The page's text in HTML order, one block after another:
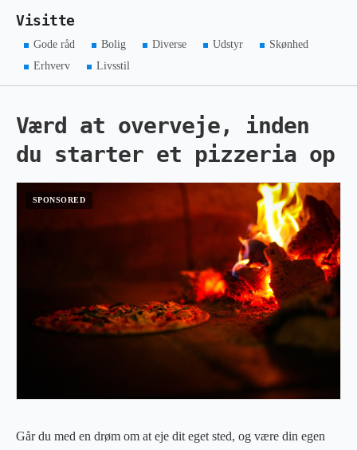
Visitte
Gode råd Bolig Diverse Udstyr
Skønhed
Erhverv
Livsstil
Værd at overveje, inden
du starter et pizzeria op
Går du med en drøm om at eje dit eget sted, og være din egen